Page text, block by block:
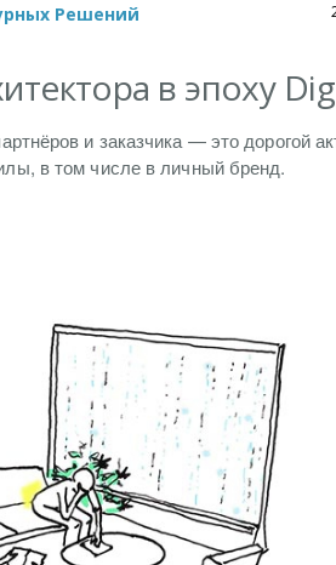
Решений
в эпоху
и заказчика — это дорогой
в том числе в личный бренд.